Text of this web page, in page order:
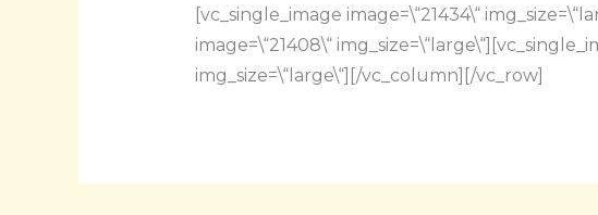
[vc_single_image image=\“21434\“
image=\“21408\“
img_size=\“large\“][/vc_column][/vc_row]